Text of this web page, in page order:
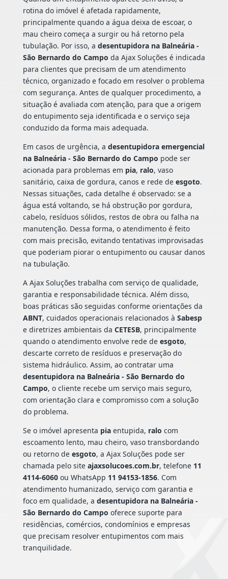
rotina do imóvel é afetada rapidamente,
principalmente quando a água deixa de escoar, o
mau cheiro começa a surgir ou há retorno pela
tubulação. Por isso, a desentupidora na Balneária -
São Bernardo do Campo da Ajax Soluções é indicada
para clientes que precisam de um atendimento
técnico, organizado e focado em resolver o problema
com segurança. Antes de qualquer procedimento, a
situação é avaliada com atenção, para que a origem
do entupimento seja identificada e o serviço seja
conduzido da forma mais adequada.
Em casos de urgência, a desentupidora emergencial
na Balneária - São Bernardo do Campo pode ser
acionada para problemas em pia, ralo, vaso
sanitário, caixa de gordura, canos e rede de esgoto.
Nessas situações, cada detalhe é observado: se a
água está voltando, se há obstrução por gordura,
cabelo, resíduos sólidos, restos de obra ou falha na
manutenção. Dessa forma, o atendimento é feito
com mais precisão, evitando tentativas improvisadas
que poderiam piorar o entupimento ou causar danos
na tubulação.
A Ajax Soluções trabalha com serviço de qualidade,
garantia e responsabilidade técnica. Além disso,
boas práticas são seguidas conforme orientações da
ABNT, cuidados operacionais relacionados à Sabesp
e diretrizes ambientais da CETESB, principalmente
quando o atendimento envolve rede de esgoto,
descarte correto de resíduos e preservação do
sistema hidráulico. Assim, ao contratar uma
desentupidora na Balneária - São Bernardo do
Campo, o cliente recebe um serviço mais seguro,
com orientação clara e compromisso com a solução
do problema.
Se o imóvel apresenta piaentupida, ralo com
escoamento lento, mau cheiro, vaso transbordando
ou retorno de esgoto, a Ajax Soluções pode ser
chamada pelo site ajaxsolucoes.com.br, telefone 11
4114-6060ou WhatsApp 11 94153-1856. Com
atendimento humanizado, serviço com garantia e
foco em qualidade, a desentupidora na Balneária -
São Bernardo do Campo oferece suporte para
residências, comércios, condomínios e empresas
que precisam resolver entupimentos com mais
tranquilidade.